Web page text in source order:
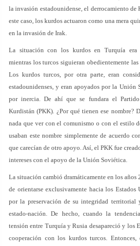
la invasión estadounidense, el derrocamiento de
este caso, los kurdos actuaron como una mera
en la invasión de Irak.
La situación con los kurdos en Turquía era
mientras los turcos siguieran obedientemente
Los kurdos turcos, por otra parte, eran
estadounidenses, y eran apoyados por la Unión
por inercia. De ahí que se fundara el
Kurdistán (PKK). ¿Por qué tienen ese nombre?
nada que ver con el comunismo o con el estilo
usaban este nombre simplemente de acuerdo
que carecían de otro apoyo. Así, el PKK fue
intereses con el apoyo de la Unión Soviética.
La situación cambió dramáticamente en los años
de orientarse exclusivamente hacia los Estados
por la preservación de su integridad territorial
estado-nación. De hecho, cuando la
tensión entre Turquía y Rusia desapareció y los
cooperación con los kurdos turcos.